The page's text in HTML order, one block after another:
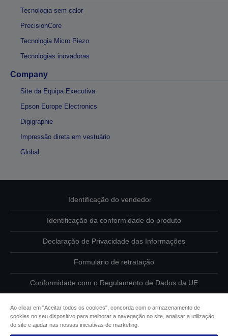
Tecnologia sem calor
PrecisionCore
Tecnologia Micro Piezo
Tecnologias inovadoras
Company
Site da Equipa Executiva
Epson Europe Electronics
Digigraphie
Impressão direta em vestuário
Global
Identificação do vendedor
Identificação da conformidade do produto
Declaração de Privacidade das Informações
Formulário de retratação
Conformidade com o Regulamento de Dados da UE
Informações sobre cookies
Ao clicar em "Aceitar todos os cookies", concorda com o armazenamento de
cookies no seu dispositivo para melhorar a navegação no site, analisar a utilização
do site e ajudar nas nossas iniciativas de marketing.